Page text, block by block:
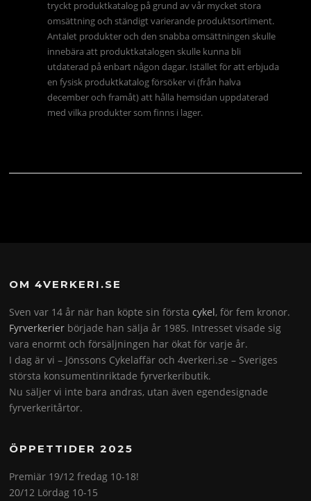
tryckt produktkatalog på grund av vår mycket stora
omsättning och ständigt varierande produktsortiment.
Antalet produkter och den snabba omsättningen skulle
innebära att produktkatalogen skulle kunna bli
utdaterad på enbart någon dagar. Istället för att erbjuda
en fysisk produktkatalog försöker vi (från halva
december och framåt) att hålla hemsidan uppdaterad
med vilka produkter som finns i lager.
OM 4VERKERI.SE
Sven var 14 år när han köpte sin förstacykel, för fem kronor.
Fyrverkerier började han sälja år 1985. Intresset visade sig
vara enormt och försäljningen har ökat för varje år.
I dag är vi – Jönssons Cykelaffär och 4verkeri.se – Sveriges
största konsumentinriktade fyrverkeributik.
Nu säljer vi inte bara andras, utan även egendesignade
fyrverkeritårtor.
ÖPPETTIDER 2025
Premiär 19/12 fredag 10-18!
20/12 Lördag 10-15